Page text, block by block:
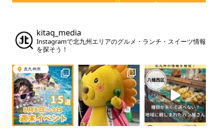
kitaq_media
Instagramで北九州エリアのグルメ・ランチ・スイーツ情報
を探そう！